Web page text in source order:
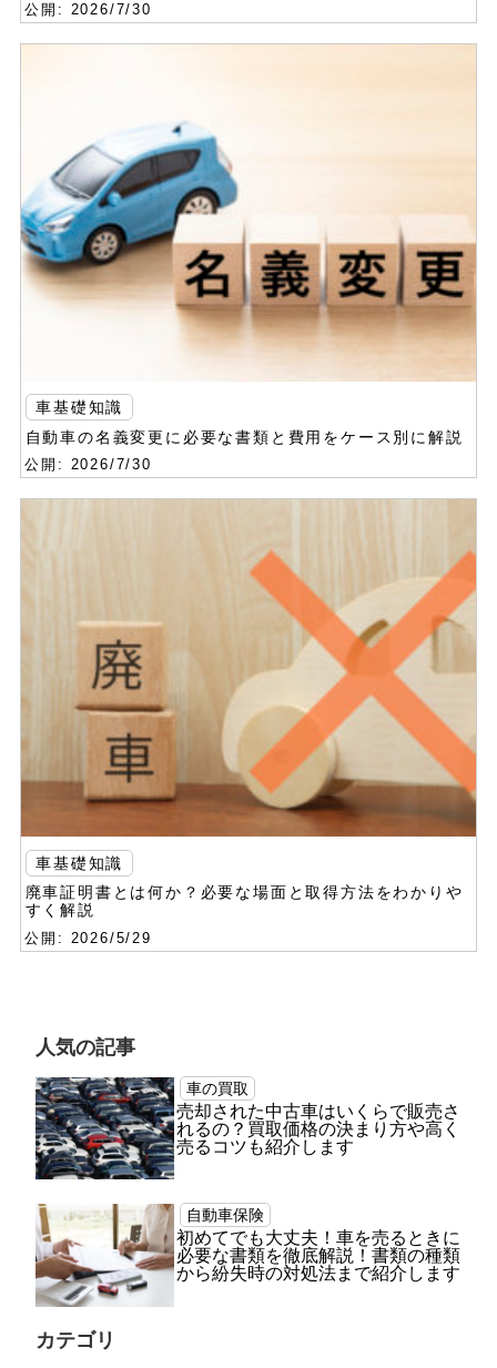
公開: 2026/7/30
車基礎知識
自動車の名義変更に必要な書類と費用をケース別に解説
公開: 2026/7/30
車基礎知識
廃車証明書とは何か？必要な場面と取得方法をわかりや
すく解説
公開: 2026/5/29
人気の記事
車の買取
売却された中古車はいくらで販売さ
れるの？買取価格の決まり方や高く
売るコツも紹介します
自動車保険
初めてでも大丈夫！車を売るときに
必要な書類を徹底解説！書類の種類
から紛失時の対処法まで紹介します
カテゴリ